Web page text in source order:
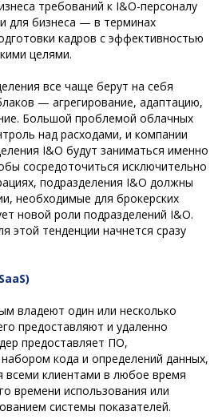
требований к I&O-персоналу
для бизнеса — в терминах
кадров с эффективностью
целями.
все чаще берут на себя
— агрегирование, адаптацию,
Большой проблемой облачных
над расходами, и компании
I&O будут заниматься именно
сосредоточиться исключительно
подразделения I&O должны
необходимые для брокерских
новой роли подразделений I&O.
этой тенденции начнется сразу
владеют один или несколько
предоставляют и удаленно
предоставляет ПО,
кода и определений данных,
всеми клиентами в любое время
времени использования или
системы показателей.